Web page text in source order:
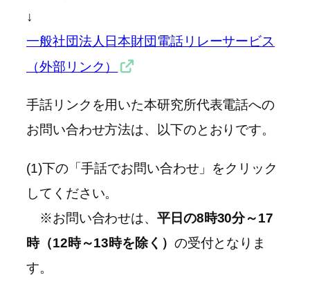
↓
一般社団法人日本財団電話リレーサービス
（外部リンク）
手話リンクを用いた本研究所代表電話への
お問い合わせ方法は、以下のとおりです。
(1)下の「手話でお問い合わせ」をクリック
してください。
※お問い合わせは、 平日の8時30分～17
時（12時～13時を除く） の受付となりま
す。